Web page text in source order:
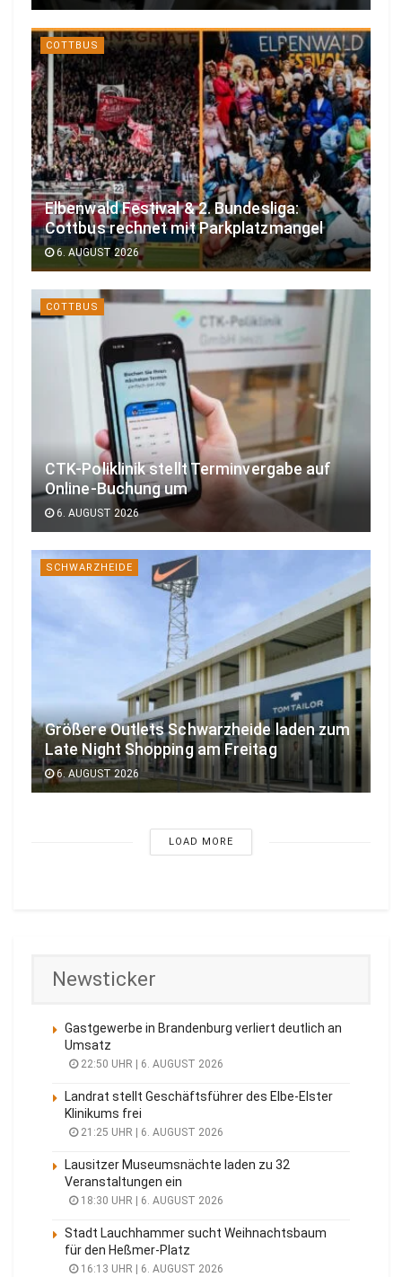
COTTBUS
Elbenwald Festival & 2. Bundesliga:
Cottbus rechnet mit Parkplatzmangel
6. AUGUST 2026
COTTBUS
CTK-Poliklinik stellt Terminvergabe auf
Online-Buchung um
6. AUGUST 2026
SCHWARZHEIDE
Größere Outlets Schwarzheide laden zum
Late Night Shopping am Freitag
6. AUGUST 2026
LOAD MORE
Newsticker
Gastgewerbe in Brandenburg verliert deutlich an
Umsatz
22:50 UHR | 6. AUGUST 2026
Landrat stellt Geschäftsführer des Elbe-Elster
Klinikums frei
21:25 UHR | 6. AUGUST 2026
Lausitzer Museumsnächte laden zu 32
Veranstaltungen ein
18:30 UHR | 6. AUGUST 2026
Stadt Lauchhammer sucht Weihnachtsbaum
für den Heßmer-Platz
16:13 UHR | 6. AUGUST 2026